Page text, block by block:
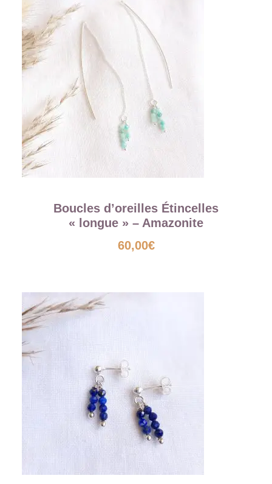
Boucles d’oreilles Étincelles
« longue » – Amazonite
60,00€